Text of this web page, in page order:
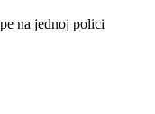
na jednoj polici